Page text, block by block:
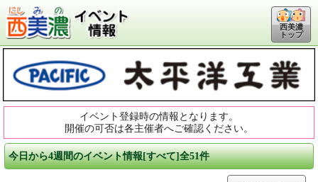
西美濃
トップ
イベント登録時の情報となります。
開催の可否は各主催者へご確認ください。
今日から4週間のイベント情報[すべて]全51件